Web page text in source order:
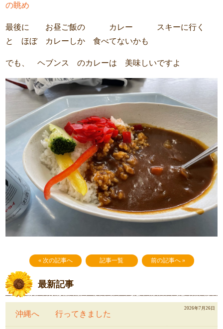
の眺め
最後に お昼ご飯の カレー スキーに行く
と ほぼ カレーしか 食べてないかも
でも、 ヘブンス のカレーは 美味しいですよ
« 次の記事へ 記事一覧 前の記事へ »
最新記事
沖縄へ 行ってきました
2026年7月26日